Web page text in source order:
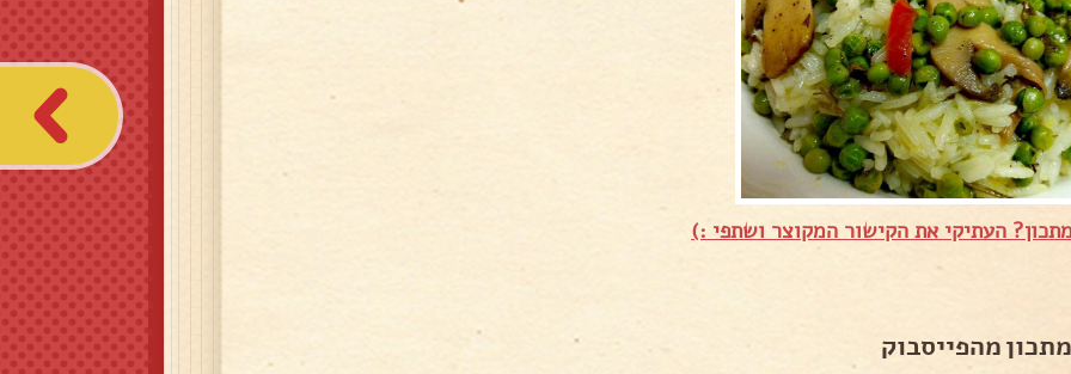
העתיקי את הקישור המקוצר ושתפי :)
מהפייסבוק